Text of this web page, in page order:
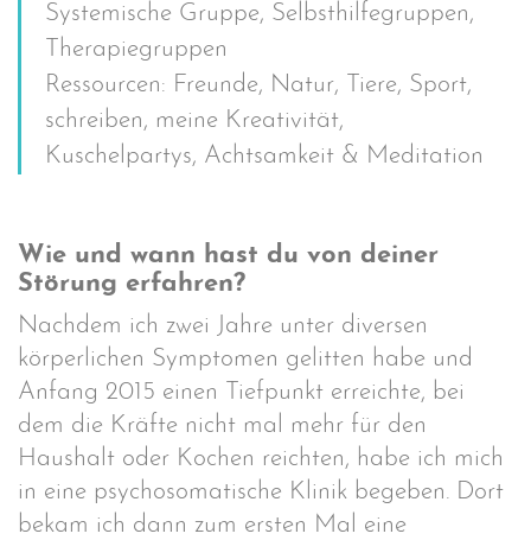
Systemische Gruppe, Selbsthilfegruppen,
Therapiegruppen
Ressourcen: Freunde, Natur, Tiere, Sport,
schreiben, meine Kreativität,
Kuschelpartys, Achtsamkeit & Meditation
Wie und wann hast du von deiner
Störung erfahren?
Nachdem ich zwei Jahre unter diversen
körperlichen Symptomen gelitten habe und
Anfang 2015 einen Tiefpunkt erreichte, bei
dem die Kräfte nicht mal mehr für den
Haushalt oder Kochen reichten, habe ich mich
in eine psychosomatische Klinik begeben. Dort
bekam ich dann zum ersten Mal eine